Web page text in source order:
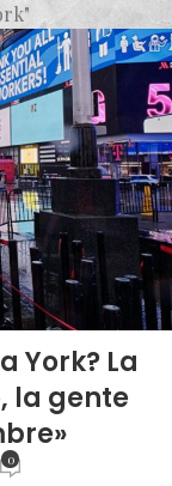
York? La
la gente
0